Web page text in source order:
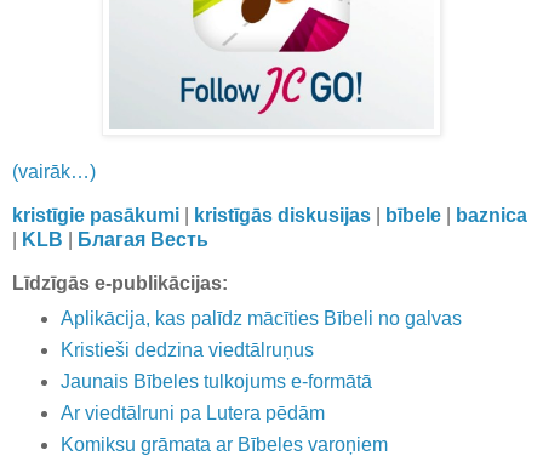
(vairāk…)
kristīgie pasākumi kristīgās diskusijas bībele
baznica
KLB Благая Весть
Līdzīgās e-publikācijas:
Aplikācija, kas palīdz mācīties Bībeli no galvas
Kristieši dedzina viedtālruņus
Jaunais Bībeles tulkojums e-formātā
Ar viedtālruni pa Lutera pēdām
Komiksu grāmata ar Bībeles varoņiem